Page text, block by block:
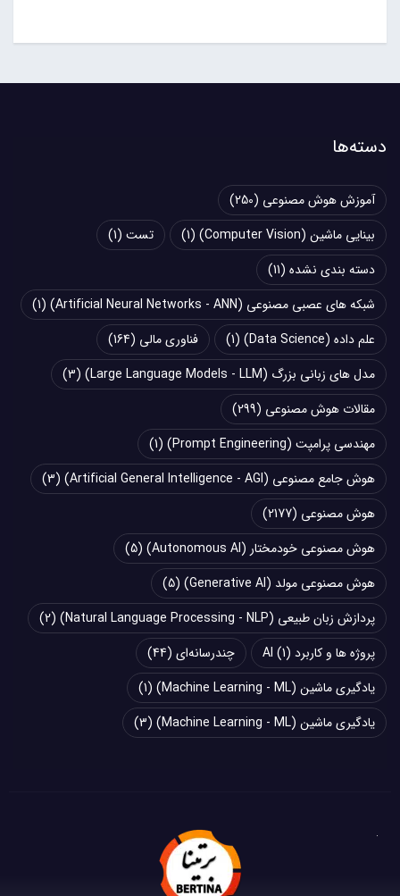
دسته‌ها
آموزش هوش مصنوعی (250)
بینایی ماشین (Computer Vision)
(1) تست (1)
دسته بندی نشده (11)
شبکه های عصبی مصنوعی (Artificial Neural Networks - ANN)
(1)
علم داده (Data Science)
(1) فناوری مالی (164)
مدل های زبانی بزرگ (Large Language Models - LLM)
(3)
مقالات هوش مصنوعی (299)
مهندسی پرامپت (Prompt Engineering)
(1)
هوش جامع مصنوعی (Artificial General Intelligence - AGI)
(3)
هوش مصنوعی (2177)
هوش مصنوعی خودمختار (Autonomous AI)
(5)
هوش مصنوعی مولد (Generative AI)
(5)
پردازش زبان طبیعی (Natural Language Processing - NLP)
(2)
پروژه ها و کاربرد AI (1) چند‌‌رسانه‌ای (44)
یادگیری ماشین (Machine Learning - ML)
(1)
یادگیری ماشین (Machine Learning - ML)
(3)